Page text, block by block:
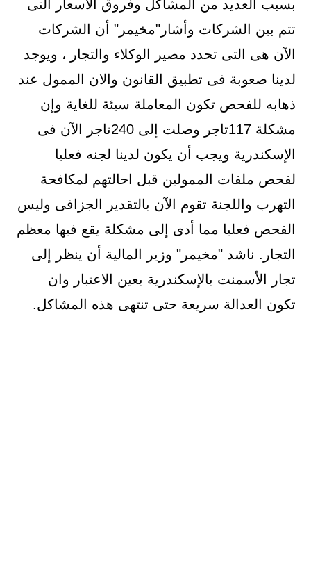
بسبب العديد من المشاكل وفروق الأسعار التى
تتم بين الشركات وأشار"مخيمر" أن الشركات
الآن هى التى تحدد مصير الوكلاء والتجار ، ويوجد
لدينا صعوبة فى تطبيق القانون والان الممول عند
ذهابه للفحص تكون المعاملة سيئة للغاية وإن
مشكلة 117تاجر وصلت إلى 240تاجر الآن فى
الإسكندرية ويجب أن يكون لدينا لجنه فعليا
لفحص ملفات الممولين قبل احالتهم لمكافحة
التهرب واللجنة تقوم الآن بالتقدير الجزافى وليس
الفحص فعليا مما أدى إلى مشكلة يقع فيها معظم
التجار. ناشد "مخيمر" وزير المالية أن ينظر إلى
تجار الأسمنت بالإسكندرية بعين الاعتبار وان
تكون العدالة سريعة حتى تنتهى هذه المشاكل.